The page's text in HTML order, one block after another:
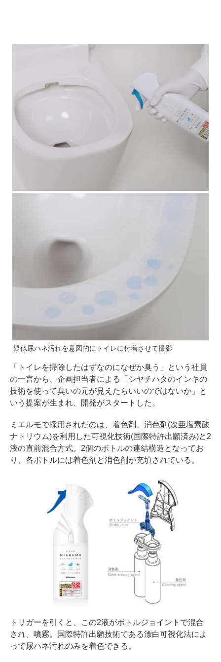
疑似尿ハネ汚れを意図的にトイレに付着させて撮影
「トイレを掃除したはずなのになぜか臭う」という社員
の一言から、企画担当者による「シヤチハタのインキの
技術を使って臭いの元が見えたらいいのではないか」と
いう提案が生まれ、開発がスタートした。
ミエルモで採用されたのは、着色剤、消色剤(次亜塩素酸
ナトリウム)を利用した可視化技術(国際特許出願済み)と2
液の直前混合方式。2個のボトルの連結構造となってお
り、各ボトルには着色剤と消色剤が充填されている。
トリガーを引くと、この2液がボトルジョイントで混合
され、噴霧。国際特許出願技術である漂白可視化法によ
って尿ハネ汚れのみを着色できる。